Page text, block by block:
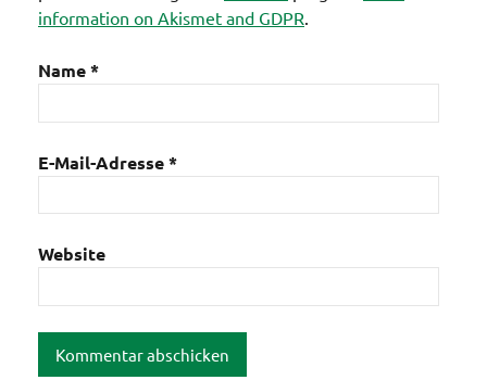
information on Akismet and GDPR.
Name*
E-Mail-Adresse*
Website